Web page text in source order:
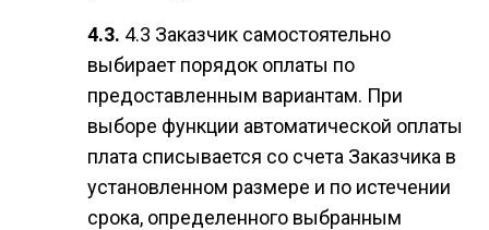
4.3 Заказчик самостоятельно
выбирает порядок оплаты по
предоставленным вариантам. При
выборе функции автоматической оплаты
плата списывается со счета Заказчика в
установленном размере и по истечении
срока, определенного выбранным